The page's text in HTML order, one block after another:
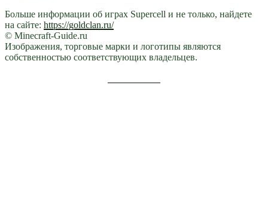
Больше информации об играх Supercell и не только, найдете
на сайте: https://goldclan.ru/
© Minecraft-Guide.ru
Изображения, торговые марки и логотипы являются
собственностью соответствующих владельцев.